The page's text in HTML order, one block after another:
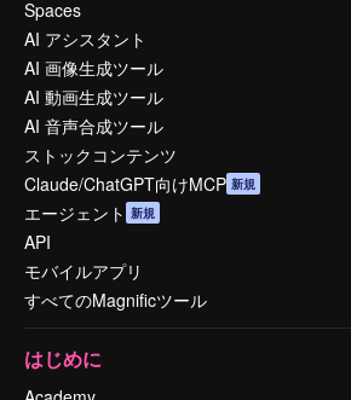
Spaces
AI アシスタント
AI 画像生成ツール
AI 動画生成ツール
AI 音声合成ツール
ストックコンテンツ
Claude/ChatGPT向けMCP 新規
エージェント 新規
API
モバイルアプリ
すべてのMagnificツール
はじめに